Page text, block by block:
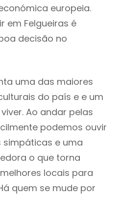
europeia.
em Felgueiras é
decisão no
uma das maiores
do país e e um
Ao andar pelas
podemos ouvir
e uma
o que torna
locais para
quem se mude por